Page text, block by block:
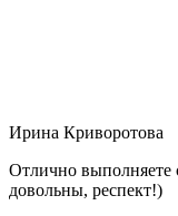
Ирина Криворотова
Отлично выполняете
довольны, респект!)